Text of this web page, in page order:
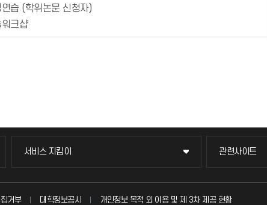
습 (학위논문 신청자)
크샵
서비스 지킴이
서비스 지킴이
묻고 답하기
관련사이트
관련사이트
국방헬프콜
거부 대학정보공시 개인정보 목적 외 이용 및 제 3차 제공 현황